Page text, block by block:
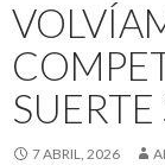
7 ABRIL, 2026